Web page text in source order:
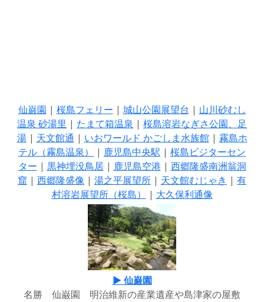
仙巌園 | 桜島フェリー | 城山公園展望台 | 山川砂むし
温泉 砂湯里 | たまて箱温泉 | 桜島溶岩なぎさ公園、足
湯| 天文館通 | いおワールド かごしま水族館| 霧島ホ
テル（霧島温泉）
| 鹿児島中央駅 | 桜島ビジターセン
ター | 黒神埋没鳥居| 鹿児島空港 | 西郷隆盛南洲翁洞
窟 | 西郷隆盛像 | 湯之平展望所 | 天文館むじゃき | 有
村溶岩展望所（桜島）
| 大久保利通像
▶ 仙巌園
名勝 仙巌園 明治維新の産業遺産や島津家の屋敷